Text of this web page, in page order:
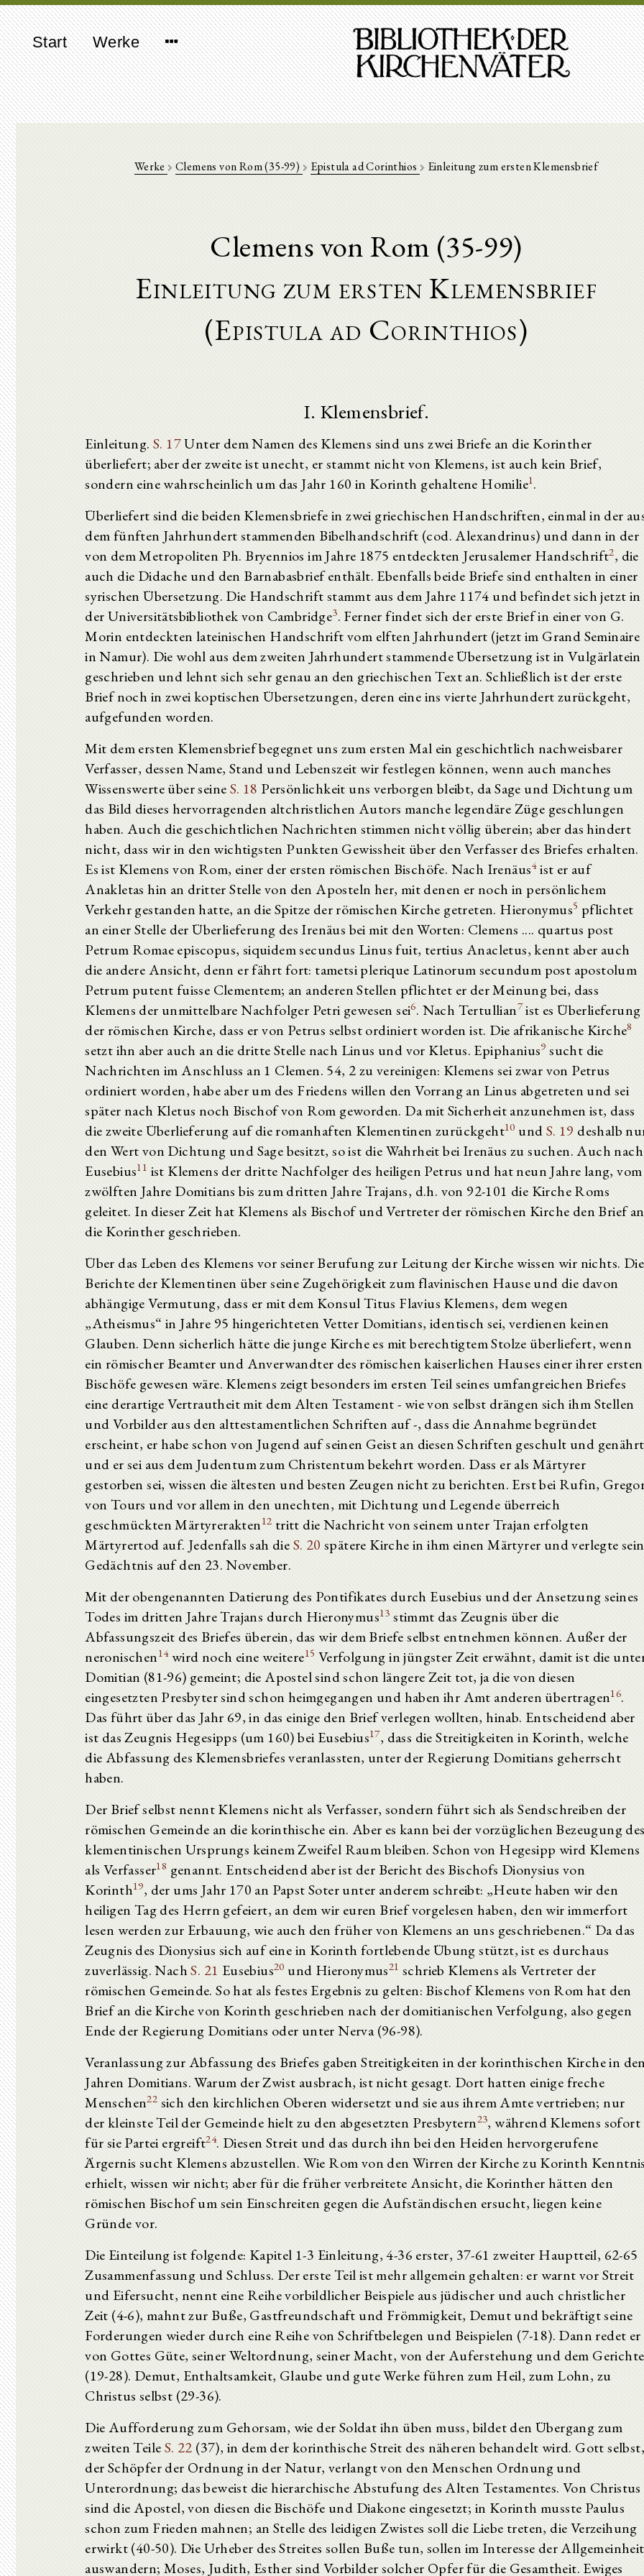
Start Werke
Werke Clemens von Rom (35-99) Epistula ad Corinthios Einleitung zum ersten Klemensbrief
Clemens von Rom (35-99)
Einleitung zum ersten Klemensbrief
(Epistula ad Corinthios)
I. Klemensbrief.
Einleitung.S. 17Unter dem Namen des Klemens sind uns zwei Briefe an die Korinther
überliefert; aber der zweite ist unecht, er stammt nicht von Klemens, ist auch kein Brief,
sondern eine wahrscheinlich um das Jahr 160 in Korinth gehaltene Homilie1 .
Überliefert sind die beiden Klemensbriefe in zwei griechischen Handschriften, einmal in der
dem fünften Jahrhundert stammenden Bibelhandschrift (cod. Alexandrinus) und dann in der
von dem Metropoliten Ph. Bryennios im Jahre 1875 entdeckten Jerusalemer Handschrift2, die
auch die Didache und den Barnabasbrief enthält. Ebenfalls beide Briefe sind enthalten in einer
syrischen Übersetzung. Die Handschrift stammt aus dem Jahre 1174 und befindet sich jetzt in
der Universitätsbibliothek von Cambridge3. Ferner findet sich der erste Brief in einer von G.
Morin entdeckten lateinischen Handschrift vom elften Jahrhundert (jetzt im Grand Seminaire
in Namur). Die wohl aus dem zweiten Jahrhundert stammende Übersetzung ist in Vulgärlatein
geschrieben und lehnt sich sehr genau an den griechischen Text an. Schließlich ist der erste
Brief noch in zwei koptischen Übersetzungen, deren eine ins vierte Jahrhundert zurückgeht,
aufgefunden worden.
Mit dem ersten Klemensbrief begegnet uns zum ersten Mal ein geschichtlich nachweisbarer
Verfasser, dessen Name, Stand und Lebenszeit wir festlegen können, wenn auch manches
Wissenswerte über seineS. 18 Persönlichkeit uns verborgen bleibt, da Sage und Dichtung um
das Bild dieses hervorragenden altchristlichen Autors manche legendäre Züge geschlungen
haben. Auch die geschichtlichen Nachrichten stimmen nicht völlig überein; aber das hindert
nicht, dass wir in den wichtigsten Punkten Gewissheit über den Verfasser des Briefes erhalten.
Es ist Klemens von Rom, einer der ersten römischen Bischöfe. Nach Irenäus4ist er auf
Anakletas hin an dritter Stelle von den Aposteln her, mit denen er noch in persönlichem
Verkehr gestanden hatte, an die Spitze der römischen Kirche getreten. Hieronymus5 pflichtet
an einer Stelle der Überlieferung des Irenäus bei mit den Worten: Clemens .... quartus post
Petrum Romae episcopus, siquidem secundus Linus fuit, tertius Anacletus, kennt aber auch
die andere Ansicht, denn er fährt fort: tametsi plerique Latinorum secundum post apostolum
Petrum putent fuisse Clementem; an anderen Stellen pflichtet er der Meinung bei, dass
Klemens der unmittelbare Nachfolger Petri gewesen sei6. Nach Tertullian7ist es Überlieferung
der römischen Kirche, dass er von Petrus selbst ordiniert worden ist. Die afrikanische Kirche8
setzt ihn aber auch an die dritte Stelle nach Linus und vor Kletus. Epiphanius9 sucht die
Nachrichten im Anschluss an 1 Clemen. 54, 2 zu vereinigen: Klemens sei zwar von Petrus
ordiniert worden, habe aber um des Friedens willen den Vorrang an Linus abgetreten und sei
später nach Kletus noch Bischof von Rom geworden. Da mit Sicherheit anzunehmen ist, dass
die zweite Überlieferung auf die romanhaften Klementinen zurückgeht10 undS. 19 deshalb
den Wert von Dichtung und Sage besitzt, so ist die Wahrheit bei Irenäus zu suchen. Auch nach
Eusebius11 ist Klemens der dritte Nachfolger des heiligen Petrus und hat neun Jahre lang, vom
zwölften Jahre Domitians bis zum dritten Jahre Trajans, d.h. von 92-101 die Kirche Roms
geleitet. In dieser Zeit hat Klemens als Bischof und Vertreter der römischen Kirche den Brief an
die Korinther geschrieben.
Über das Leben des Klemens vor seiner Berufung zur Leitung der Kirche wissen wir nichts. Die
Berichte der Klementinen über seine Zugehörigkeit zum flavinischen Hause und die davon
abhängige Vermutung, dass er mit dem Konsul Titus Flavius Klemens, dem wegen
„Atheismus“ in Jahre 95 hingerichteten Vetter Domitians, identisch sei, verdienen keinen
Glauben. Denn sicherlich hätte die junge Kirche es mit berechtigtem Stolze überliefert, wenn
ein römischer Beamter und Anverwandter des römischen kaiserlichen Hauses einer ihrer ersten
Bischöfe gewesen wäre. Klemens zeigt besonders im ersten Teil seines umfangreichen Briefes
eine derartige Vertrautheit mit dem Alten Testament - wie von selbst drängen sich ihm Stellen
und Vorbilder aus den alttestamentlichen Schriften auf -, dass die Annahme begründet
erscheint, er habe schon von Jugend auf seinen Geist an diesen Schriften geschult und genährt
und er sei aus dem Judentum zum Christentum bekehrt worden. Dass er als Märtyrer
gestorben sei, wissen die ältesten und besten Zeugen nicht zu berichten. Erst bei Rufin,
von Tours und vor allem in den unechten, mit Dichtung und Legende überreich
geschmückten Märtyrerakten12 tritt die Nachricht von seinem unter Trajan erfolgten
Märtyrertod auf. Jedenfalls sah dieS. 20 spätere Kirche in ihm einen Märtyrer und verlegte sein
Gedächtnis auf den 23. November.
Mit der obengenannten Datierung des Pontifikates durch Eusebius und der Ansetzung seines
Todes im dritten Jahre Trajans durch Hieronymus13 stimmt das Zeugnis über die
Abfassungszeit des Briefes überein, das wir dem Briefe selbst entnehmen können. Außer der
neronischen14wird noch eine weitere15 Verfolgung in jüngster Zeit erwähnt, damit ist die
Domitian (81-96) gemeint; die Apostel sind schon längere Zeit tot, ja die von diesen
eingesetzten Presbyter sind schon heimgegangen und haben ihr Amt anderen übertragen16.
Das führt über das Jahr 69, in das einige den Brief verlegen wollten, hinab. Entscheidend aber
ist das Zeugnis Hegesipps (um 160) bei Eusebius17, dass die Streitigkeiten in Korinth, welche
die Abfassung des Klemensbriefes veranlassten, unter der Regierung Domitians geherrscht
haben.
Der Brief selbst nennt Klemens nicht als Verfasser, sondern führt sich als Sendschreiben der
römischen Gemeinde an die korinthische ein. Aber es kann bei der vorzüglichen Bezeugung
klementinischen Ursprungs keinem Zweifel Raum bleiben. Schon von Hegesipp wird Klemens
als Verfasser18 genannt. Entscheidend aber ist der Bericht des Bischofs Dionysius von
Korinth19, der ums Jahr 170 an Papst Soter unter anderem schreibt: „Heute haben wir den
heiligen Tag des Herrn gefeiert, an dem wir euren Brief vorgelesen haben, den wir immerfort
lesen werden zur Erbauung, wie auch den früher von Klemens an uns geschriebenen.“ Da das
Zeugnis des Dionysius sich auf eine in Korinth fortlebende Übung stützt, ist es durchaus
zuverlässig. NachS. 21 Eusebius20 und Hieronymus21 schrieb Klemens als Vertreter der
römischen Gemeinde. So hat als festes Ergebnis zu gelten: Bischof Klemens von Rom hat den
Brief an die Kirche von Korinth geschrieben nach der domitianischen Verfolgung, also gegen
Ende der Regierung Domitians oder unter Nerva (96-98).
Veranlassung zur Abfassung des Briefes gaben Streitigkeiten in der korinthischen Kirche in
Jahren Domitians. Warum der Zwist ausbrach, ist nicht gesagt. Dort hatten einige freche
Menschen22 sich den kirchlichen Oberen widersetzt und sie aus ihrem Amte vertrieben; nur
der kleinste Teil der Gemeinde hielt zu den abgesetzten Presbytern23, während Klemens sofort
für sie Partei ergreift24. Diesen Streit und das durch ihn bei den Heiden hervorgerufene
Ärgernis sucht Klemens abzustellen. Wie Rom von den Wirren der Kirche zu Korinth
erhielt, wissen wir nicht; aber für die früher verbreitete Ansicht, die Korinther hätten den
römischen Bischof um sein Einschreiten gegen die Aufständischen ersucht, liegen keine
Gründe vor.
Die Einteilung ist folgende: Kapitel 1-3 Einleitung, 4-36 erster, 37-61 zweiter Hauptteil, 62-65
Zusammenfassung und Schluss. Der erste Teil ist mehr allgemein gehalten: er warnt vor Streit
und Eifersucht, nennt eine Reihe vorbildlicher Beispiele aus jüdischer und auch christlicher
Zeit (4-6), mahnt zur Buße, Gastfreundschaft und Frömmigkeit, Demut und bekräftigt seine
Forderungen wieder durch eine Reihe von Schriftbelegen und Beispielen (7-18). Dann redet er
von Gottes Güte, seiner Weltordnung, seiner Macht, von der Auferstehung und dem Gerichte
(19-28). Demut, Enthaltsamkeit, Glaube und gute Werke führen zum Heil, zum Lohn, zu
Christus selbst (29-36).
Die Aufforderung zum Gehorsam, wie der Soldat ihn üben muss, bildet den Übergang zum
zweiten TeileS. 22 (37), in dem der korinthische Streit des näheren behandelt wird. Gott
der Schöpfer der Ordnung in der Natur, verlangt von den Menschen Ordnung und
Unterordnung; das beweist die hierarchische Abstufung des Alten Testamentes. Von Christus
sind die Apostel, von diesen die Bischöfe und Diakone eingesetzt; in Korinth musste Paulus
schon zum Frieden mahnen; an Stelle des leidigen Zwistes soll die Liebe treten, die Verzeihung
erwirkt (40-50). Die Urheber des Streites sollen Buße tun, sollen im Interesse der Allgemeinheit
auswandern; Moses, Judith, Esther sind Vorbilder solcher Opfer für die Gesamtheit. Ewiges